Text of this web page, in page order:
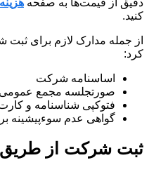
کنید.
از جمله مدارک لازم برای
کرد:
اساسنامه شرکت
صورتجلسه مجمع
فتوکپی شناسنامه و
گواهی عدم سوءپیشینه
ثبت شرکت از طریق